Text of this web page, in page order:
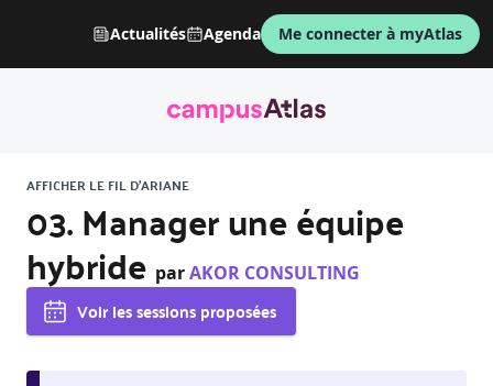
Actualités Agenda Me connecter à myAtlas
AFFICHER LE FIL D'ARIANE
03. Manager une équipe
hybride parAKOR CONSULTING
Voir les sessions proposées